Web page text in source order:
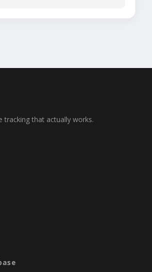
tracking that actually works.